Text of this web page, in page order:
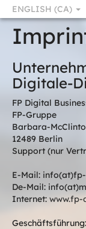
ENGLISH (CA)
Digitale-
FP Digital
FP-Gruppe
Barbara-
12489 Berlin
Support (nur
E-Mail:
De-Mail:
Internet: www.fp-